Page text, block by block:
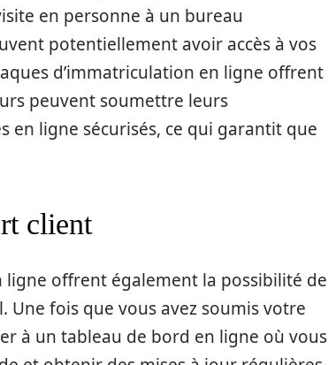
en personne à un bureau
potentiellement avoir accès à vos
d’immatriculation en ligne offrent
peuvent soumettre leurs
ligne sécurisés, ce qui garantit que
client
ligne offrent également la possibilité de
Une fois que vous avez soumis votre
à un tableau de bord en ligne où vous